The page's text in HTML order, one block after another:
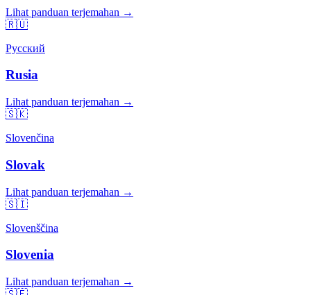
Lihat panduan terjemahan →
🇷🇺
Русский
Rusia
Lihat panduan terjemahan →
🇸🇰
Slovenčina
Slovak
Lihat panduan terjemahan →
🇸🇮
Slovenščina
Slovenia
Lihat panduan terjemahan →